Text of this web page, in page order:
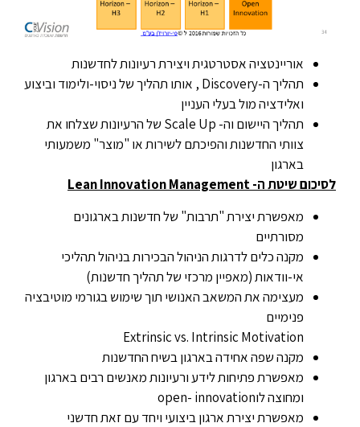
אוריינטציה אסטרטגית ויצירת רעיונות לחדשנות
תהליך ה-Discovery , אותו תהליך של ניסוי-ולימוד וביצוע
ואלידציה מול בעלי העניין
תהליך היישום וה- Scale Up של הרעיונות שצלחו את
צוותי החדשנות והפיכתם לשירות או "מוצר" משמעותי
בארגון
לסיכום שיטת ה-Lean Innovation Management
מאפשרת יצירת "תרבות" של חדשנות בארגונים
מסורתיים
מקנה כלים לדרגות הניהול הבכירות בניהול תהליכי
אי-וודאות (מאפיין מרכזי של תהליך חדשנות)
מעצימה את המשאב האנושי תוך שימוש בגורמי מוטיבציה
פנימיים
Extrinsic vs. Intrinsic Motivation
מקנה שפה אחידה בארגון בשיח החדשנות
מאפשרת פתיחות לידע ורעיונות מאנשים רבים בארגון
ומחוצה לוopen- innovation
מאפשרת יצירת ארגון ביצועי ויחד עם זאת חדשני